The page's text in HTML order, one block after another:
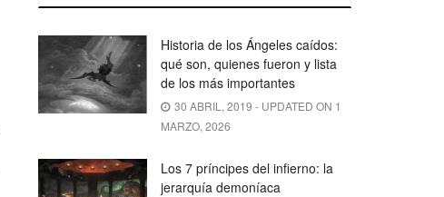
Historia de los Ángeles caídos:
qué son, quienes fueron y lista
de los más importantes
30 ABRIL, 2019 - UPDATED ON 1
MARZO, 2026
Los 7 príncipes del infierno: la
jerarquía demoníaca